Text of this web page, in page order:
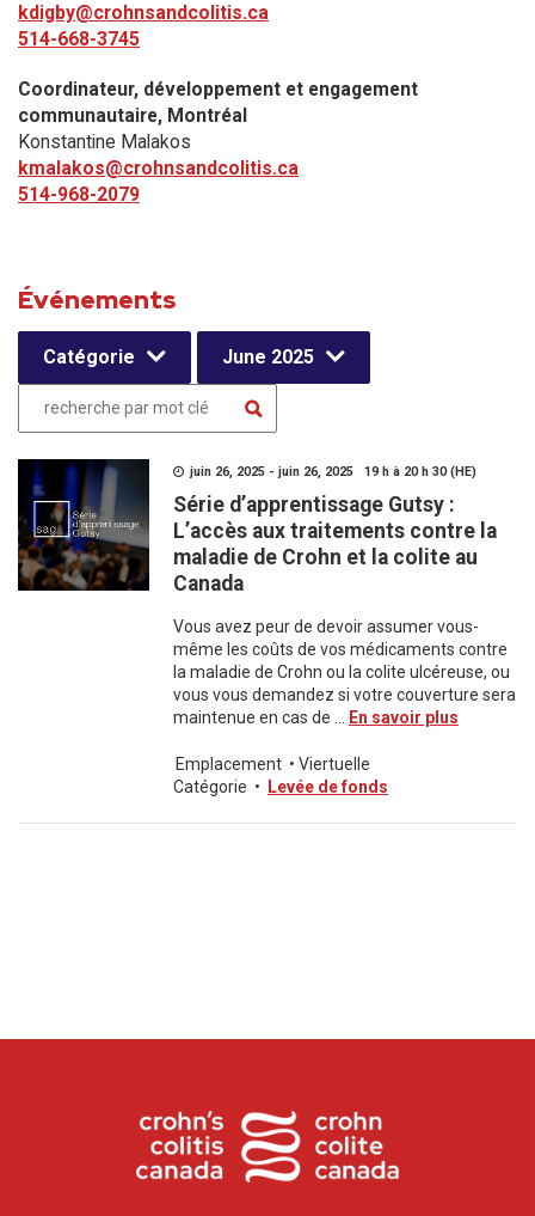
kdigby@crohnsandcolitis.ca
514-668-3745
Coordinateur, développement et engagement
communautaire​, Montréal
Konstantine Malakos
kmalakos@crohnsandcolitis.ca
514-968-2079
Événements
Catégorie June 2025
juin 26, 2025 - juin 26, 2025 19 h à 20 h 30 (HE)
Série d’apprentissage Gutsy :
L’accès aux traitements contre la
maladie de Crohn et la colite au
Canada
Vous avez peur de devoir assumer vous-
même les coûts de vos médicaments contre
la maladie de Crohn ou la colite ulcéreuse, ou
vous vous demandez si votre couverture sera
maintenue en cas de ...
En savoir plus
Emplacement • Viertuelle
Catégorie • Levée de fonds